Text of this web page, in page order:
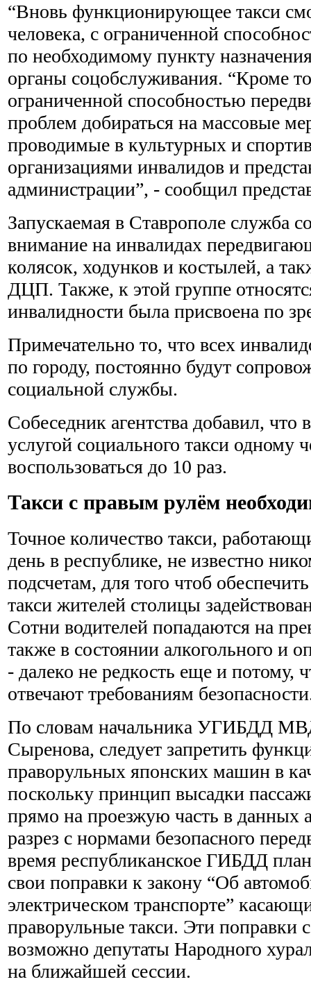
“Вновь функционирующее такси
человека, с ограниченной
по необходимому пункту
органы соцобслуживания. “Кроме
ограниченной способностью
проблем добираться на массовые
проводимые в культурных и
организациями инвалидов и
администрации”, - сообщил
Запускаемая в Ставрополе служба
внимание на инвалидах
колясок, ходунков и костылей, а
ДЦП. Также, к этой группе
инвалидности была присвоена по
Примечательно то, что всех
по городу, постоянно будут
социальной службы.
Собеседник агентства добавил, что
услугой социального такси одному
воспользоваться до 10 раз.
Такси с правым рулём
Точное количество такси,
день в республике, не известно
подсчетам, для того чтоб
такси жителей столицы
Сотни водителей попадаются на
также в состоянии алкогольного и
- далеко не редкость еще и
отвечают требованиям
По словам начальника УГИБДД
Сыренова, следует запретить
праворульных японских машин в
поскольку принцип высадки
прямо на проезжую часть в данных
разрез с нормами безопасного
время республиканское ГИБДД
свои поправки к закону “Об
электрическом транспорте”
праворульные такси. Эти поправки
возможно депутаты Народного
на ближайшей сессии.